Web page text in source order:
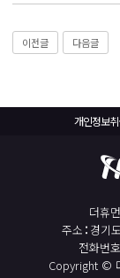
이전글 다음글
개인정보
더휴
주소 경기
전화번호
Copyright ©
컴퓨터활용능력2급(필
직업상담사 2급 (필기+
포토샵 자격증 취득과
전산회계 1급 / FAT 1
전산세무 2급 / TAT 2